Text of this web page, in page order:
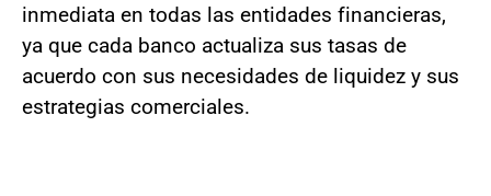
inmediata en todas las entidades financieras,
ya que cada banco actualiza sus tasas de
acuerdo con sus necesidades de liquidez y sus
estrategias comerciales.